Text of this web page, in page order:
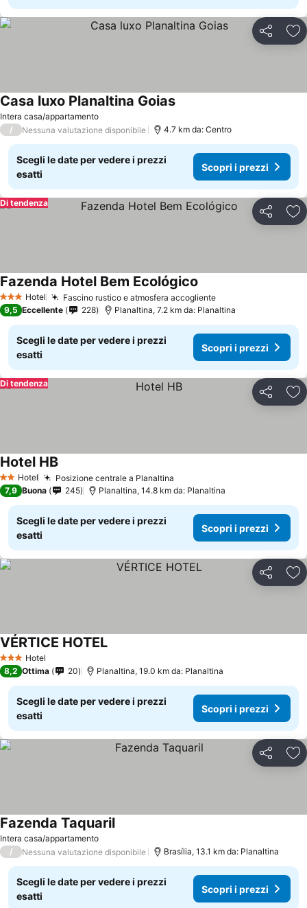
Condividi
Intera casa/appartamento
Casa luxo Planaltina GoiasScopri i prezzi
/ Nessuna valutazione disponibile 4.7 km da: Centro
Scegli le date per vedere i prezzi
esatti
Scopri i prezzi
Condividi
Di tendenza
3 StelleHotel Fascino rustico e atmosfera accoglienteScopri i prezzi
Fazenda Hotel Bem Ecológico
9,5 Eccellente 228 Planaltina, 7.2 km da: Planaltina
Scegli le date per vedere i prezzi
esatti
Scopri i prezzi
Condividi
Di tendenza
2 StelleHotel Posizione centrale a Planaltina
Hotel HBScopri i prezzi
7,9 Buona 245 Planaltina, 14.8 km da: Planaltina
Scegli le date per vedere i prezzi
esatti
Scopri i prezzi
Condividi
3 StelleHotel
VÉRTICE HOTELScopri i prezzi
8,2 Ottima 20 Planaltina, 19.0 km da: Planaltina
Scegli le date per vedere i prezzi
esatti
Scopri i prezzi
Condividi
Intera casa/appartamento
Fazenda TaquarilScopri i prezzi
/ Nessuna valutazione disponibile Brasília, 13.1 km da: Planaltina
Scegli le date per vedere i prezzi
esatti
Scopri i prezzi